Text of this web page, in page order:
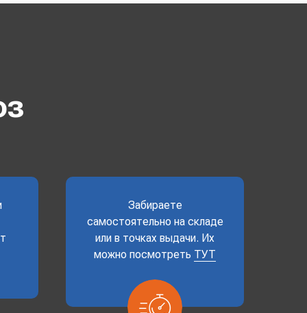
Забираете
самостоятельно на складе
или в точках выдачи. Их
можно посмотреть ТУТ